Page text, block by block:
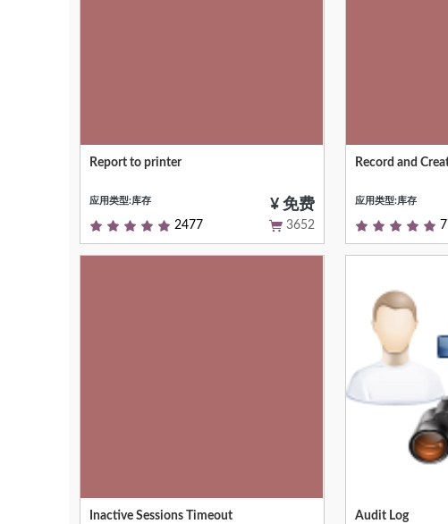
Null
Report to printer
应用类型:库存 ¥ 免费
2477 3652
Null
Record and
应用类型:库存
This module disable all inactive sessions
Inactive Sessions Timeout Null
Audit Log